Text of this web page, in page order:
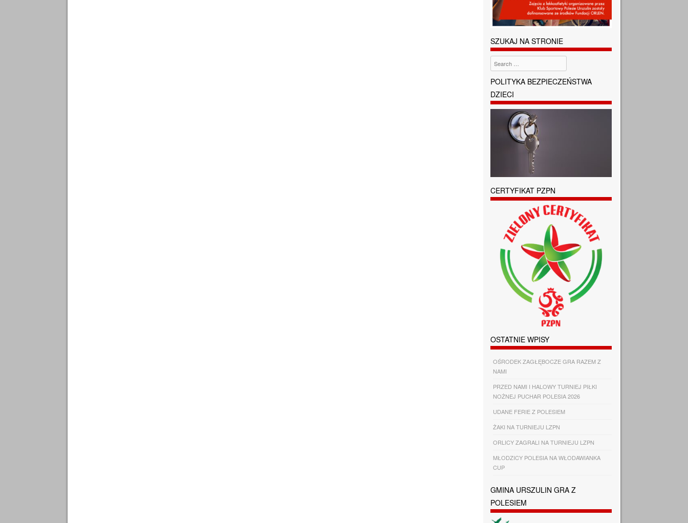
SZUKAJ NA STRONIE
Search
POLITYKA BEZPIECZEŃSTWA
DZIECI
CERTYFIKAT PZPN
OSTATNIE WPISY
OŚRODEK ZAGŁĘBOCZE GRA RAZEM Z
NAMI
PRZED NAMI I HALOWY TURNIEJ PIŁKI
NOŻNEJ PUCHAR POLESIA 2026
UDANE FERIE Z POLESIEM
ŻAKI NA TURNIEJU LZPN
ORLICY ZAGRALI NA TURNIEJU LZPN
MŁODZICY POLESIA NA WŁODAWIANKA
CUP
GMINA URSZULIN GRA Z
POLESIEM